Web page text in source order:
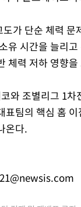
가 단순 체력
유 시간을 늘리
체력 저하 영향
와 조별리그 1
표팀의 핵심 홈
온다.